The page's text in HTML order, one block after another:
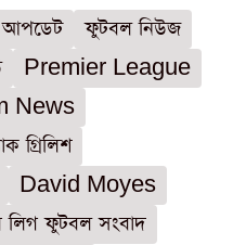
আপডেট
ফুটবল নিউজ
Premier League
News
গ্রিলিশ
David Moyes
লিগ ফুটবল সংবাদ